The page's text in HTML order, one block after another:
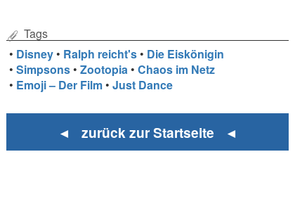
Tags
• Disney • Ralph reicht's • Die Eiskönigin
•Simpsons •Zootopia •Chaos im Netz
• Emoji – Der Film •Just Dance
◄ zurück zur Startseite ◄